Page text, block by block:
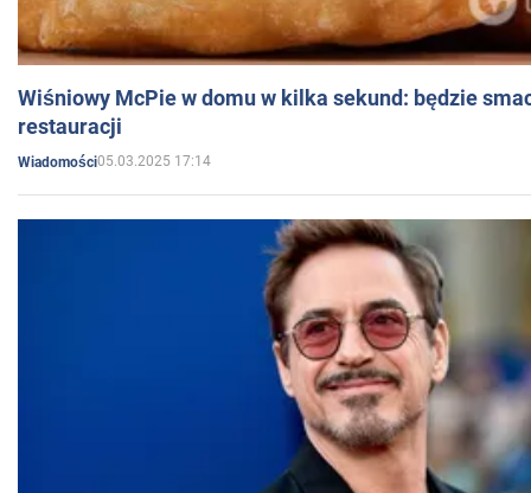
Wiśniowy McPie w domu w kilka sekund: będzie
restauracji
Wiadomości05.03.2025 17:14